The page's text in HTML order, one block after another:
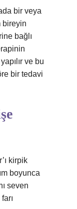
bir veya
bireyin
bağlı
ve bu
bir tedavi
kirpik
boyunca
seven